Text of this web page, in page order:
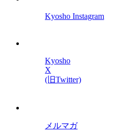
Kyosho Instagram
Kyosho
X
(旧Twitter)
メルマガ